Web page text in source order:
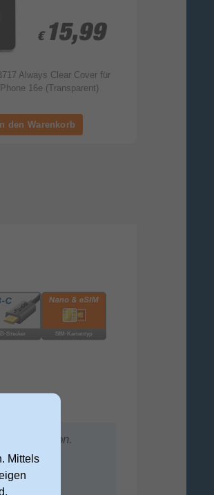
€ 15,99
€ 15,99
Always Clear Cover für
16e (Transparent)
Gene­ra­tion.
AAA
Mittels